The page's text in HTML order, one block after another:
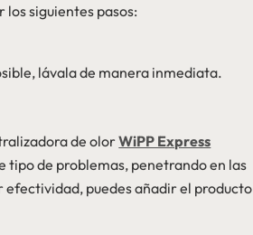
los siguientes pasos:
lávala de manera inmediata.
de olorWiPP Express
tipo de problemas, penetrando en las
efectividad, puedes añadir el producto